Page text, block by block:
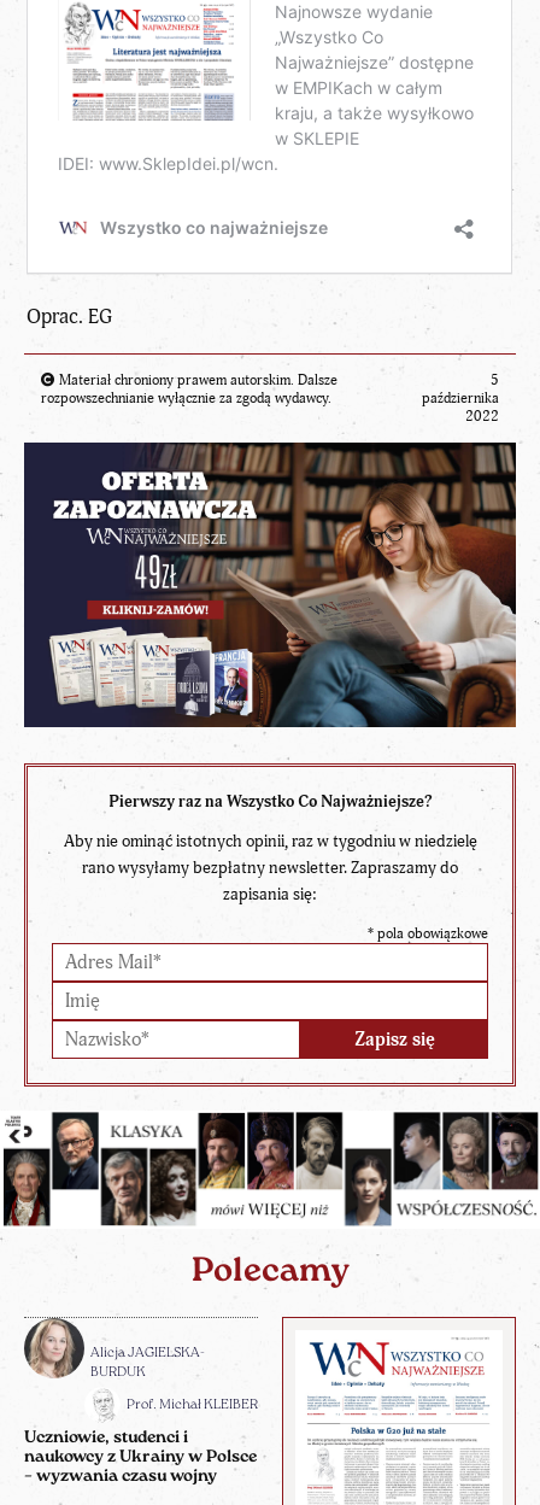
Oprac. EG
Materiał chroniony prawem autorskim. Dalsze
rozpowszechnianie wyłącznie za zgodą wydawcy.
5
października
2022
Pierwszy raz na Wszystko Co Najważniejsze?
Aby nie ominąć istotnych opinii, raz w tygodniu w niedzielę
rano wysyłamy bezpłatny newsletter. Zapraszamy do
zapisania się:
* pola obowiązkowe
Polecamy
Alicja JAGIELSKA-
BURDUK
Prof. Michał KLEIBER
Uczniowie, studenci i
naukowcy z Ukrainy w Polsce
– wyzwania czasu wojny